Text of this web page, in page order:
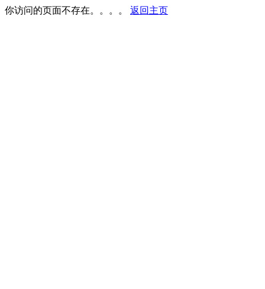
你访问的页面不存在。。。。 返回主页